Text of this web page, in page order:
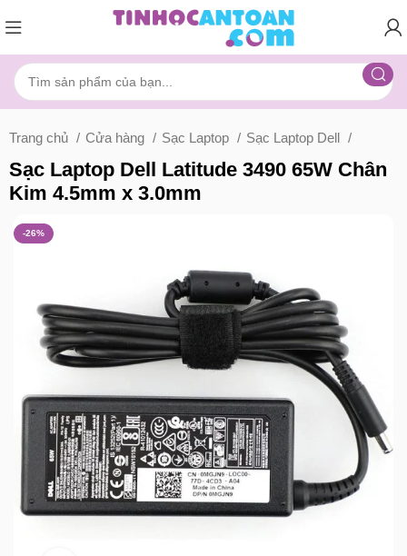
Trang chủ Cửa hàng Sạc Laptop Sạc Laptop Dell
Sạc Laptop Dell Latitude 3490 65W Chân
Kim 4.5mm x 3.0mm
-26%